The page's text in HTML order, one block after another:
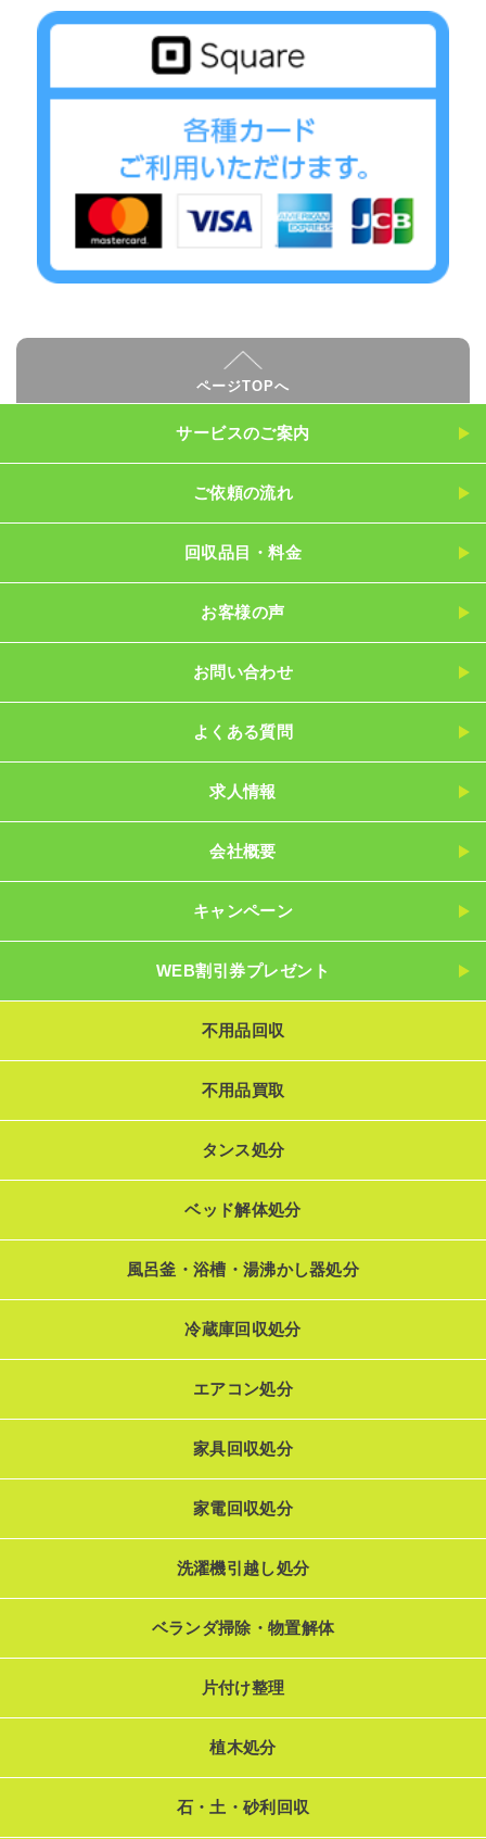
ページTOPへ
サービスのご案内
ご依頼の流れ
回収品目・料金
お客様の声
お問い合わせ
よくある質問
求人情報
会社概要
キャンペーン
WEB割引券プレゼント
不用品回収
不用品買取
タンス処分
ベッド解体処分
風呂釜・浴槽・湯沸かし器処分
冷蔵庫回収処分
エアコン処分
家具回収処分
家電回収処分
洗濯機引越し処分
ベランダ掃除・物置解体
片付け整理
植木処分
石・土・砂利回収